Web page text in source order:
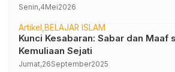
Senin,4Mei2026
Artikel BELAJAR ISLAM
Kunci Kesabaran: Sabar dan Maaf
Kemuliaan Sejati
Jumat,26September2025